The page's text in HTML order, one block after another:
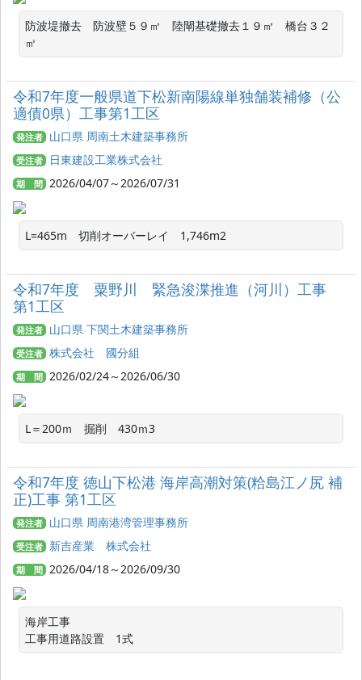
防波堤撤去　防波壁５９㎥　陸閘基礎撤去１９㎥　橋台３２
㎥
令和7年度一般県道下松新南陽線単独舗装補修（公
適債0県）工事第1工区
発注者 山口県 周南土木建築事務所
受注者 日東建設工業株式会社
期 間 2026/04/07～2026/07/31
L=465m　切削オーバーレイ　1,746m2
令和7年度 粟野川 緊急浚渫推進（河川）工事
第1工区
発注者 山口県 下関土木建築事務所
受注者 株式会社 國分組
期 間 2026/02/24～2026/06/30
L＝200ｍ　掘削　430ｍ3
令和7年度 徳山下松港 海岸高潮対策(粭島江ノ尻 補
正)工事 第1工区
発注者 山口県 周南港湾管理事務所
受注者 新吉産業 株式会社
期 間 2026/04/18～2026/09/30
海岸工事
工事用道路設置　1式